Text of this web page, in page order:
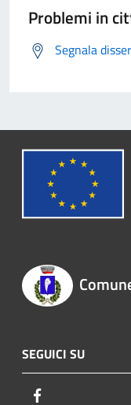
Problemi in
Segnala
SEGUICI SU